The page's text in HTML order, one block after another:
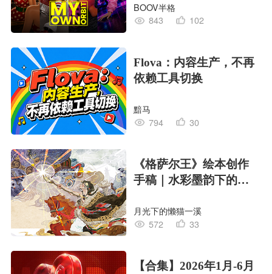
对
BOOV半格
843
102
Flova：内容生产，不再
依赖工具切换
黯马
794
30
《格萨尔王》绘本创作
手稿｜水彩墨韵下的史
月光下的懒猫一溪
572
33
【合集】2026年1月-6月